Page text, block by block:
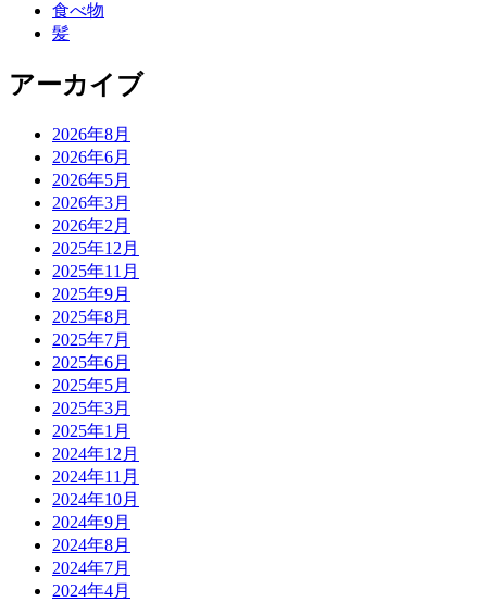
食べ物
髪
アーカイブ
2026年8月
2026年6月
2026年5月
2026年3月
2026年2月
2025年12月
2025年11月
2025年9月
2025年8月
2025年7月
2025年6月
2025年5月
2025年3月
2025年1月
2024年12月
2024年11月
2024年10月
2024年9月
2024年8月
2024年7月
2024年4月